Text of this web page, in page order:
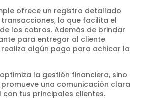
ofrece un registro detallado
lo que facilita el
los cobros. Además de brindar
para entregar al cliente
algún pago para achicar la
la gestión financiera, sino
una comunicación clara
con tus principales clientes.